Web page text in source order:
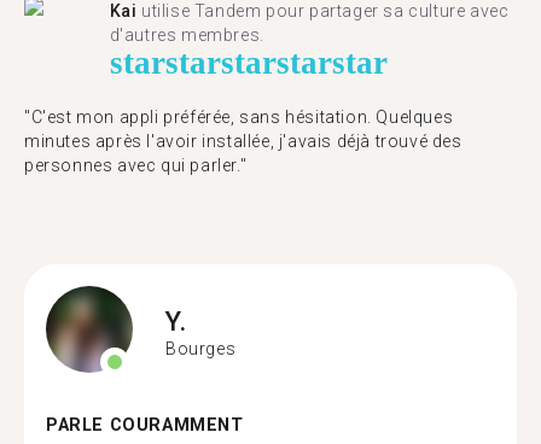
Kai utilise Tandem pour partager sa culture avec
d'autres membres.
starstarstarstarstar
"C'est mon appli préférée, sans hésitation. Quelques
minutes après l'avoir installée, j'avais déjà trouvé des
personnes avec qui parler."
Y.
Bourges
PARLE COURAMMENT